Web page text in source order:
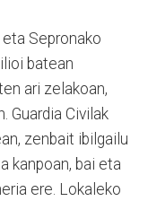
Sepronako
batean
ari zelakoan,
Guardia Civilak
zenbait ibilgailu
kanpoan, bai eta
ere. Lokaleko